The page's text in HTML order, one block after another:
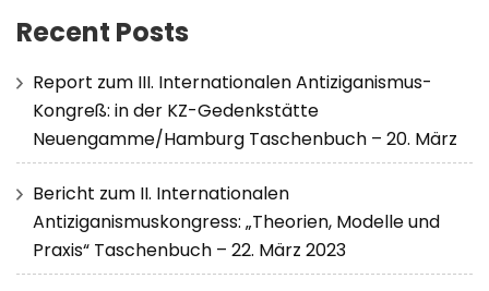
Recent Posts
Report zum III. Internationalen Antiziganismus-
Kongreß: in der KZ-Gedenkstätte
Neuengamme/Hamburg Taschenbuch – 20. März
Bericht zum II. Internationalen
Antiziganismuskongress: „Theorien, Modelle und
Praxis“ Taschenbuch – 22. März 2023